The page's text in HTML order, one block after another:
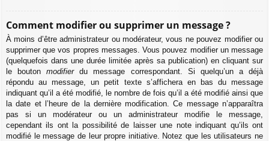
Comment modifier ou supprimer un message ?
À moins d’être administrateur ou modérateur, vous ne pouvez modifier ou
supprimer que vos propres messages. Vous pouvez modifier un message
(quelquefois dans une durée limitée après sa publication) en cliquant sur
le boutonmodifierdu message correspondant. Si quelqu’un a déjà
répondu au message, un petit texte s’affichera en bas du message
indiquant qu’il a été modifié, le nombre de fois qu’il a été modifié ainsi que
la date et l’heure de la dernière modification. Ce message n’apparaîtra
pas si un modérateur ou un administrateur modifie le message,
cependant ils ont la possibilité de laisser une note indiquant qu’ils ont
modifié le message de leur propre initiative. Notez que les utilisateurs ne